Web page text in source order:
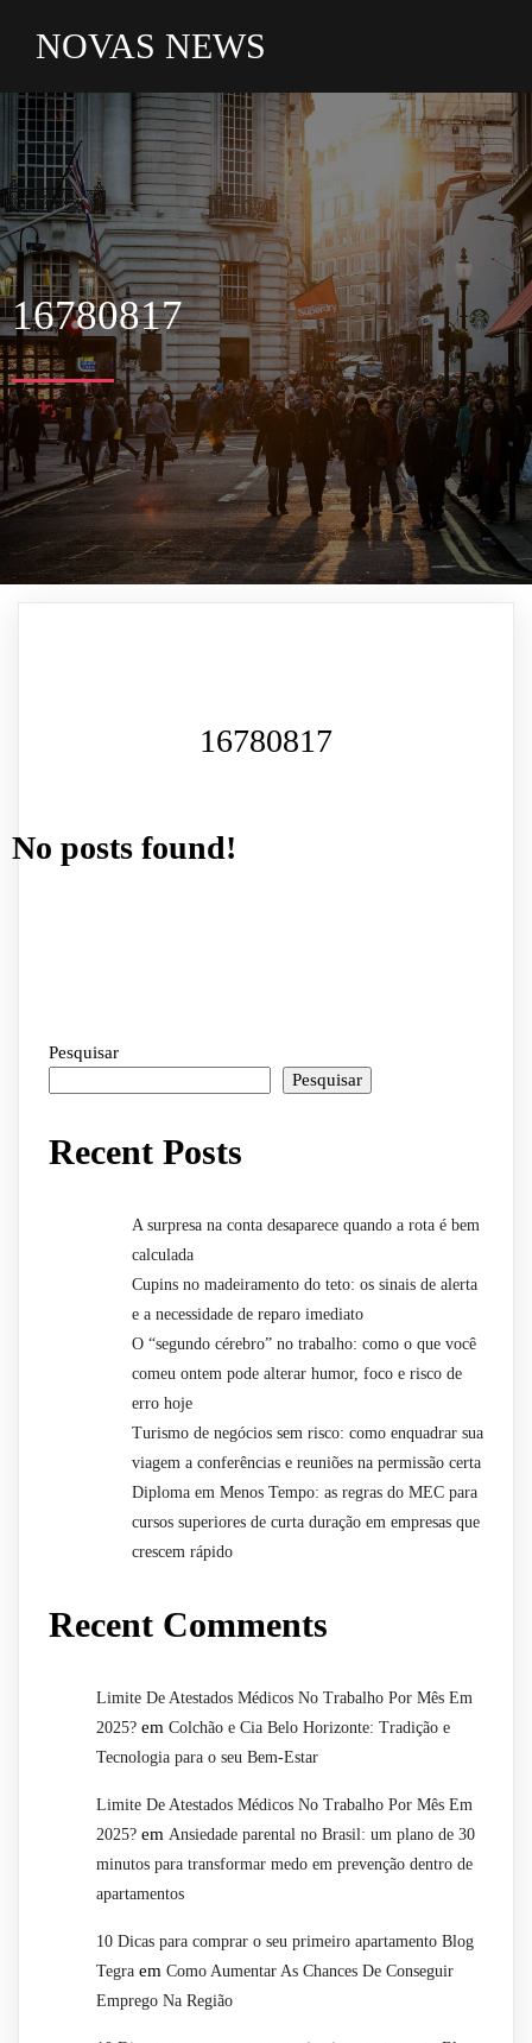
NOVAS NEWS
16780817
16780817
No posts found!
Pesquisar
Pesquisar
Recent Posts
A surpresa na conta desaparece quando a rota é bem
calculada
Cupins no madeiramento do teto: os sinais de alerta
e a necessidade de reparo imediato
O “segundo cérebro” no trabalho: como o que você
comeu ontem pode alterar humor, foco e risco de
erro hoje
Turismo de negócios sem risco: como enquadrar sua
viagem a conferências e reuniões na permissão certa
Diploma em Menos Tempo: as regras do MEC para
cursos superiores de curta duração em empresas que
crescem rápido
Recent Comments
Limite De Atestados Médicos No Trabalho Por Mês Em
2025? em Colchão e Cia Belo Horizonte: Tradição e
Tecnologia para o seu Bem-Estar
Limite De Atestados Médicos No Trabalho Por Mês Em
2025? em Ansiedade parental no Brasil: um plano de 30
minutos para transformar medo em prevenção dentro de
apartamentos
10 Dicas para comprar o seu primeiro apartamento Blog
Tegra em Como Aumentar As Chances De Conseguir
Emprego Na Região